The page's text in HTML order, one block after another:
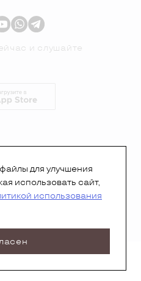
и слушайте
2026© Радио 7
для улучшения
использовать сайт,
использования